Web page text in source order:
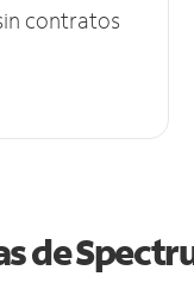
contratos
de